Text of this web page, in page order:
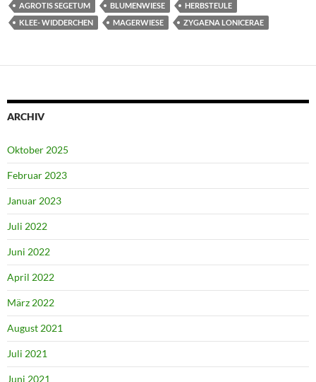
AGROTIS SEGETUM BLUMENWIESE
HERBSTEULE
KLEE- WIDDERCHEN
MAGERWIESE ZYGAENA LONICERAE
ARCHIV
Oktober 2025
Februar 2023
Januar 2023
Juli 2022
Juni 2022
April 2022
März 2022
August 2021
Juli 2021
Juni 2021